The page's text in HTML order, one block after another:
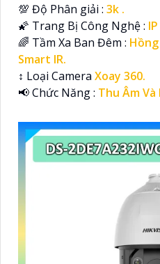
💯 Độ Phân giải : 3k .
🌠 Trang Bị Công Nghệ :
🌈 Tầm Xa Ban Đêm :
Smart IR.
↕️ Loại Camera Xoay 360.
️📢 Chức Năng : Thu Âm Và